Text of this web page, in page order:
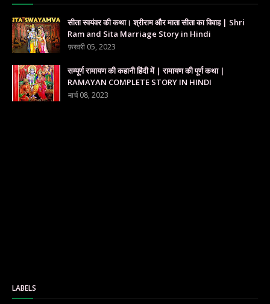
सीता स्वयंवर की कथा। श्रीराम और माता सीता का विवाह | Shri
Ram and Sita Marriage Story in Hindi
फ़रवरी 05, 2023
सम्पूर्ण रामायण की कहानी हिंदी में | रामायण की पूर्ण कथा |
RAMAYAN COMPLETE STORY IN HINDI
मार्च 08, 2023
LABELS